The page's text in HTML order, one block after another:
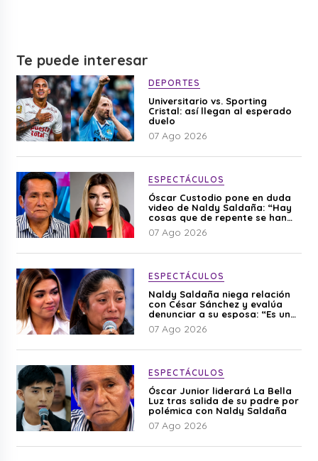
Te puede interesar
DEPORTES
Universitario vs. Sporting
Cristal: así llegan al esperado
duelo
07 Ago 2026
ESPECTÁCULOS
Óscar Custodio pone en duda
video de Naldy Saldaña: “Hay
cosas que de repente se han
editado”
07 Ago 2026
ESPECTÁCULOS
Naldy Saldaña niega relación
con César Sánchez y evalúa
denunciar a su esposa: “Es una
difamación”
07 Ago 2026
ESPECTÁCULOS
Óscar Junior liderará La Bella
Luz tras salida de su padre por
polémica con Naldy Saldaña
07 Ago 2026